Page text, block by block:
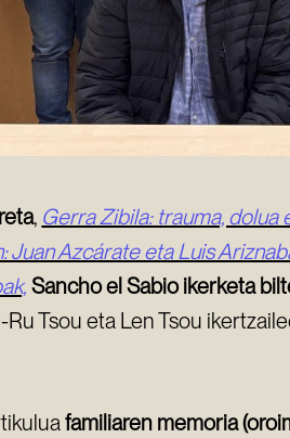
, Gerra Zibila: trauma,
Juan Azcárate eta Luis
Sancho el Sabio ikerketa
Tsou eta Len Tsou
familiaren memoria